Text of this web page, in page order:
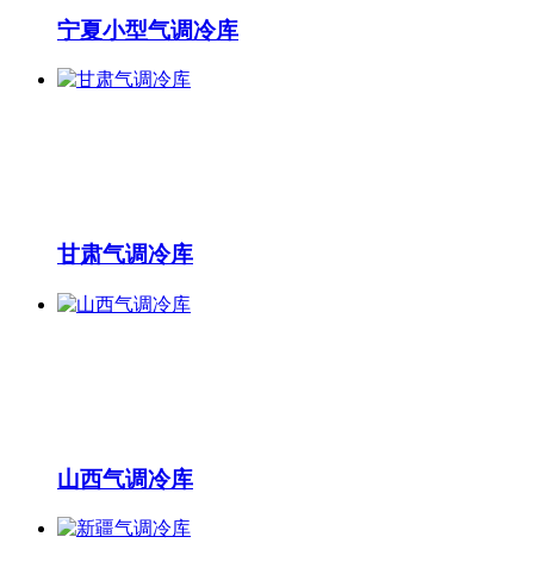
宁夏小型气调冷库
甘肃气调冷库
山西气调冷库